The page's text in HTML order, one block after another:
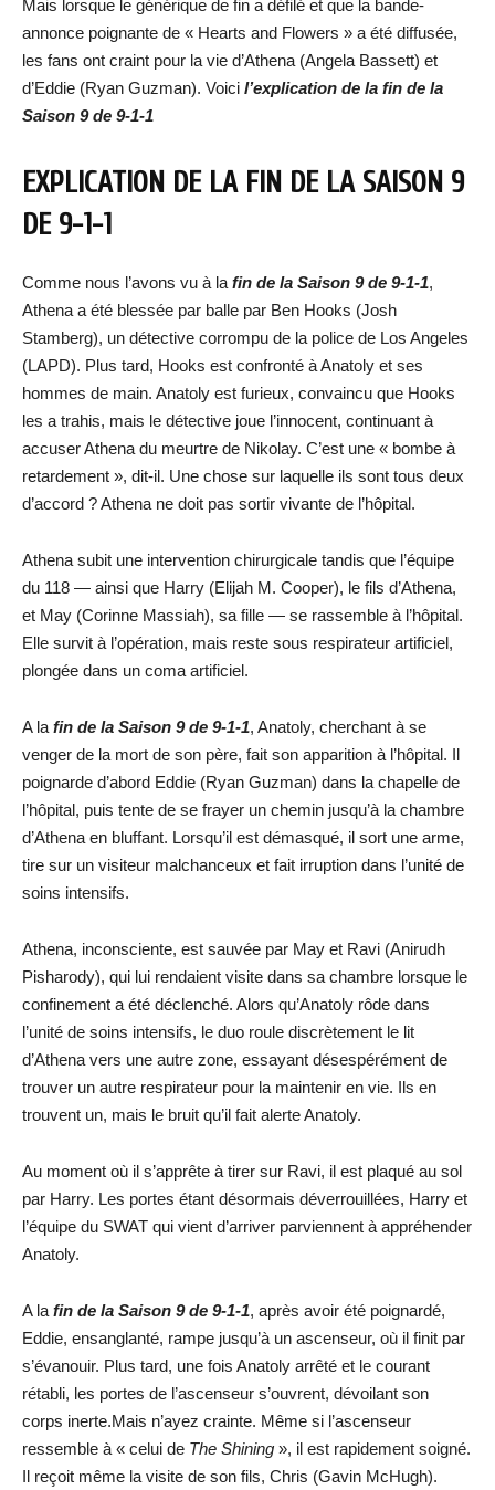
Mais lorsque le générique de fin a défilé et que la bande-
annonce poignante de « Hearts and Flowers » a été diffusée,
les fans ont craint pour la vie d’Athena (Angela Bassett) et
d’Eddie (Ryan Guzman). Voici l’explication de la fin de la
Saison 9 de 9-1-1
EXPLICATION DE LA FIN DE LA SAISON 9
DE 9-1-1
Comme nous l’avons vu à la fin de la Saison 9 de 9-1-1,
Athena a été blessée par balle par Ben Hooks (Josh
Stamberg), un détective corrompu de la police de Los Angeles
(LAPD). Plus tard, Hooks est confronté à Anatoly et ses
hommes de main. Anatoly est furieux, convaincu que Hooks
les a trahis, mais le détective joue l’innocent, continuant à
accuser Athena du meurtre de Nikolay. C’est une « bombe à
retardement », dit-il. Une chose sur laquelle ils sont tous deux
d’accord ? Athena ne doit pas sortir vivante de l’hôpital.
Athena subit une intervention chirurgicale tandis que l’équipe
du 118 — ainsi que Harry (Elijah M. Cooper), le fils d’Athena,
et May (Corinne Massiah), sa fille — se rassemble à l’hôpital.
Elle survit à l’opération, mais reste sous respirateur artificiel,
plongée dans un coma artificiel.
A la fin de la Saison 9 de 9-1-1, Anatoly, cherchant à se
venger de la mort de son père, fait son apparition à l’hôpital. Il
poignarde d’abord Eddie (Ryan Guzman) dans la chapelle de
l’hôpital, puis tente de se frayer un chemin jusqu’à la chambre
d’Athena en bluffant. Lorsqu’il est démasqué, il sort une arme,
tire sur un visiteur malchanceux et fait irruption dans l’unité de
soins intensifs.
Athena, inconsciente, est sauvée par May et Ravi (Anirudh
Pisharody), qui lui rendaient visite dans sa chambre lorsque le
confinement a été déclenché. Alors qu’Anatoly rôde dans
l’unité de soins intensifs, le duo roule discrètement le lit
d’Athena vers une autre zone, essayant désespérément de
trouver un autre respirateur pour la maintenir en vie. Ils en
trouvent un, mais le bruit qu’il fait alerte Anatoly.
Au moment où il s’apprête à tirer sur Ravi, il est plaqué au sol
par Harry. Les portes étant désormais déverrouillées, Harry et
l’équipe du SWAT qui vient d’arriver parviennent à appréhender
Anatoly.
A la fin de la Saison 9 de 9-1-1, après avoir été poignardé,
Eddie, ensanglanté, rampe jusqu’à un ascenseur, où il finit par
s’évanouir. Plus tard, une fois Anatoly arrêté et le courant
rétabli, les portes de l’ascenseur s’ouvrent, dévoilant son
corps inerte.Mais n’ayez crainte. Même si l’ascenseur
ressemble à « celui de The Shining », il est rapidement soigné.
Il reçoit même la visite de son fils, Chris (Gavin McHugh).